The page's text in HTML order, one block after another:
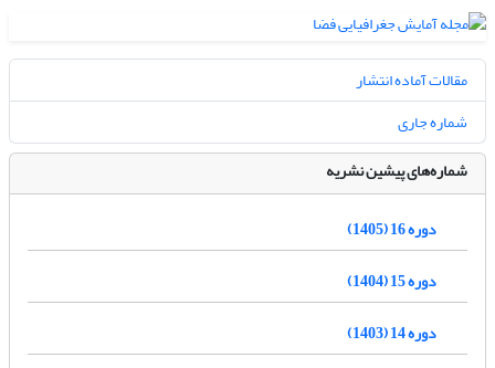
مقالات آماده انتشار
شماره جاری
شماره‌های پیشین نشریه
دوره 16 (1405)
دوره 15 (1404)
دوره 14 (1403)